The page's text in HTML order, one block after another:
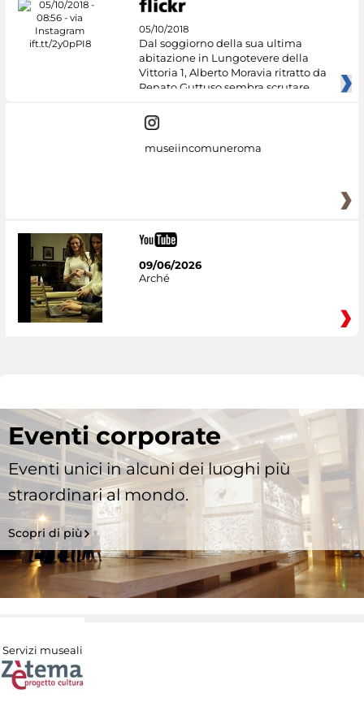
05/10/2018
Dal soggiorno della sua ultima
abitazione in Lungotevere della
Vittoria 1, Alberto Moravia ritratto da
Renato Guttuso sembra scrutare
museiincomuneroma
09/06/2026
Arché
Eventi corporate
Eventi unici in alcuni dei luoghi più
straordinari al mondo.
Scopri di più
Servizi museali